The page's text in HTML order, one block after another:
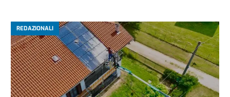
REDAZIONALI